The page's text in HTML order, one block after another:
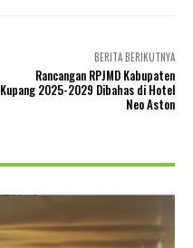
BERITA BERIKUTNYA
Rancangan RPJMD Kabupaten
Kupang 2025-2029 Dibahas di Hotel
Neo Aston